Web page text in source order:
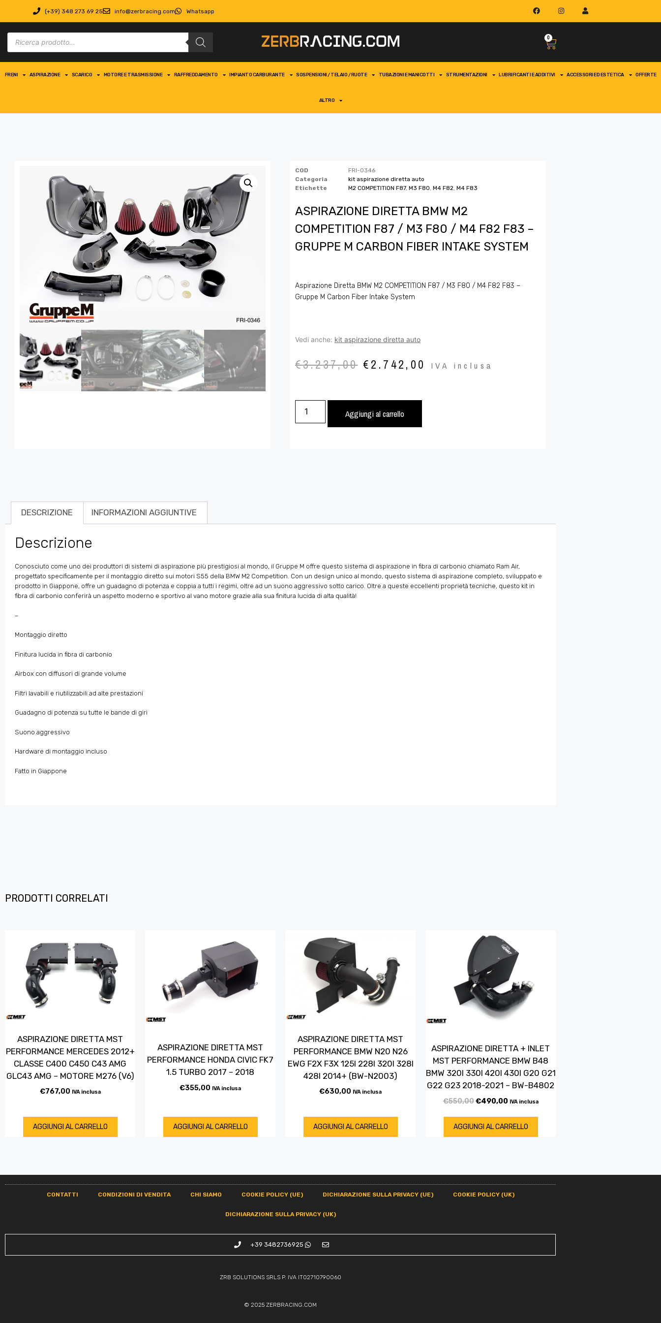
(+39) 348 273 69 25 info@zerbracing.com Whatsapp
0
FRENI ASPIRAZIONE SCARICO MOTORE E TRASMISSIONE RAFFREDDAMENTO IMPIANTO CARBURANTE SOSPENSIONI / TELAIO / RUOTE TUBAZIONI E MANICOTTI STRUMENTAZIONI LUBRIFICANTI E ADDITIVI ACCESSORI ED ESTETICA OFFERTE
ALTRO
COD
FRI-0346
Categoria
kit aspirazione diretta auto
Etichette
M2 COMPETITION F87, M3 F80, M4 F82, M4 F83
ASPIRAZIONE DIRETTA BMW M2
COMPETITION F87 / M3 F80 / M4 F82 F83 –
GRUPPE M CARBON FIBER INTAKE SYSTEM
Aspirazione Diretta BMW M2 COMPETITION F87 / M3 F80 / M4 F82 F83 –
Gruppe M Carbon Fiber Intake System
Vedi anche: kit aspirazione diretta auto
€3.237,00 €2.742,00 IVA inclusa
Aggiungi al carrello
DESCRIZIONE INFORMAZIONI AGGIUNTIVE
Descrizione
Conosciuto come uno dei produttori di sistemi di aspirazione più prestigiosi al mondo, il Gruppe M offre questo sistema di aspirazione in fibra di carbonio chiamato Ram Air,
progettato specificamente per il montaggio diretto sui motori S55 della BMW M2 Competition. Con un design unico al mondo, questo sistema di aspirazione completo, sviluppato e
prodotto in Giappone, offre un guadagno di potenza e coppia a tutti i regimi, oltre ad un suono aggressivo sotto carico. Oltre a queste eccellenti proprietà tecniche, questo kit in
fibra di carbonio conferirà un aspetto moderno e sportivo al vano motore grazie alla sua finitura lucida di alta qualità!
–
Montaggio diretto
Finitura lucida in fibra di carbonio
Airbox con diffusori di grande volume
Filtri lavabili e riutilizzabili ad alte prestazioni
Guadagno di potenza su tutte le bande di giri
Suono aggressivo
Hardware di montaggio incluso
Fatto in Giappone
PRODOTTI CORRELATI
ASPIRAZIONE DIRETTA MST
PERFORMANCE MERCEDES 2012+
CLASSE C400 C450 C43 AMG
GLC43 AMG – MOTORE M276 (V6)
€767,00 IVA inclusa
AGGIUNGI AL CARRELLO
ASPIRAZIONE DIRETTA MST
PERFORMANCE HONDA CIVIC FK7
1.5 TURBO 2017 – 2018
€355,00 IVA inclusa
AGGIUNGI AL CARRELLO
ASPIRAZIONE DIRETTA MST
PERFORMANCE BMW N20 N26
EWG F2X F3X 125I 228I 320I 328I
428I 2014+ (BW-N2003)
€630,00 IVA inclusa
AGGIUNGI AL CARRELLO
ASPIRAZIONE DIRETTA + INLET
MST PERFORMANCE BMW B48
BMW 320I 330I 420I 430I G20 G21
G22 G23 2018-2021 – BW-B4802
€550,00€490,00 IVA inclusa
AGGIUNGI AL CARRELLO
CONTATTI CONDIZIONI DI VENDITA CHI SIAMO COOKIE POLICY (UE) DICHIARAZIONE SULLA PRIVACY (UE) COOKIE POLICY (UK)
DICHIARAZIONE SULLA PRIVACY (UK)
+39 3482736925
ZRB SOLUTIONS SRLS P. IVA IT02710790060
© 2025 ZERBRACING.COM